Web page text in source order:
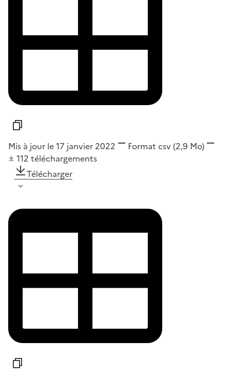
Mis à jour le 17 janvier 2022 Format csv(2,9 Mo)
112 téléchargements
Télécharger